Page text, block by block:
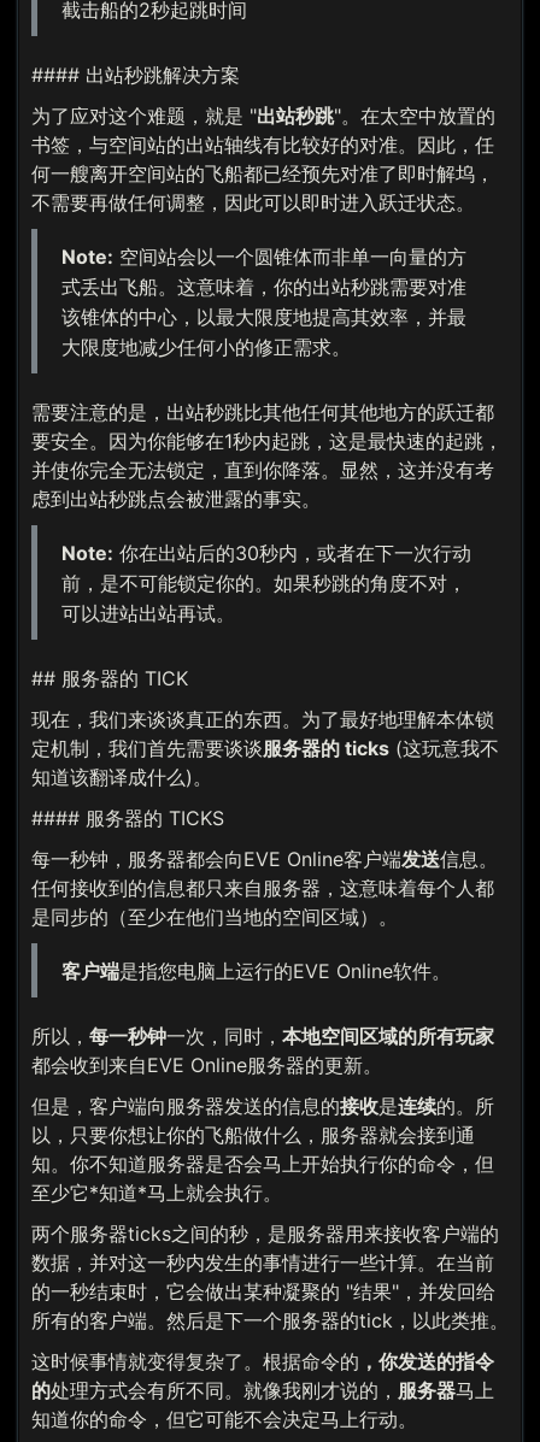
截击船的2秒起跳时间
#### 出站秒跳解决方案
为了应对这个难题，就是 "出站秒跳"。在太空中放置的
书签，与空间站的出站轴线有比较好的对准。因此，任
何一艘离开空间站的飞船都已经预先对准了即时解坞，
不需要再做任何调整，因此可以即时进入跃迁状态。
Note: 空间站会以一个圆锥体而非单一向量的方
式丢出飞船。这意味着，你的出站秒跳需要对准
该锥体的中心，以最大限度地提高其效率，并最
大限度地减少任何小的修正需求。
需要注意的是，出站秒跳比其他任何其他地方的跃迁都
要安全。因为你能够在1秒内起跳，这是最快速的起跳，
并使你完全无法锁定，直到你降落。显然，这并没有考
虑到出站秒跳点会被泄露的事实。
Note: 你在出站后的30秒内，或者在下一次行动
前，是不可能锁定你的。如果秒跳的角度不对，
可以进站出站再试。
## 服务器的 TICK
现在，我们来谈谈真正的东西。为了最好地理解本体锁
定机制，我们首先需要谈谈服务器的 ticks (这玩意我不
知道该翻译成什么)。
#### 服务器的 TICKS
每一秒钟，服务器都会向EVE Online客户端发送信息。
任何接收到的信息都只来自服务器，这意味着每个人都
是同步的（至少在他们当地的空间区域）。
客户端是指您电脑上运行的EVE Online软件。
所以， 每一秒钟一次，同时， 本地空间区域的所有玩家
都会收到来自EVE Online服务器的更新。
但是，客户端向服务器发送的信息的接收是连续的。所
以，只要你想让你的飞船做什么，服务器就会接到通
知。你不知道服务器是否会马上开始执行你的命令，但
至少它*知道*马上就会执行。
两个服务器ticks之间的秒，是服务器用来接收客户端的
数据，并对这一秒内发生的事情进行一些计算。在当前
的一秒结束时，它会做出某种凝聚的 "结果"，并发回给
所有的客户端。然后是下一个服务器的tick，以此类推。
这时候事情就变得复杂了。根据命令的 ，你发送的指令
的处理方式会有所不同。就像我刚才说的， 服务器马上
知道你的命令，但它可能不会决定马上行动。